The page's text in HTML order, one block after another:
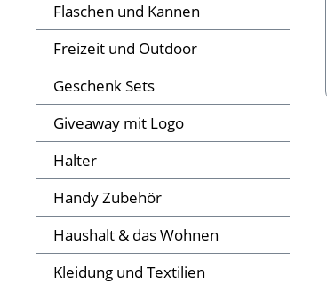
Flaschen und Kannen
Freizeit und Outdoor
Geschenk Sets
Giveaway mit Logo
Halter
Handy Zubehör
Haushalt & das Wohnen
Kleidung und Textilien